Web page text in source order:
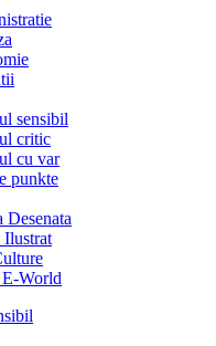
sensibil
critic
cu var
punkte
Desenata
Ilustrat
E-World